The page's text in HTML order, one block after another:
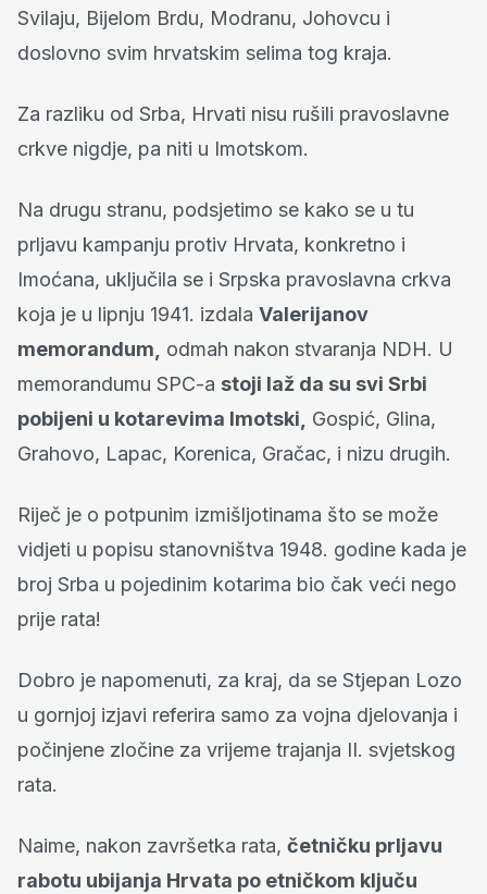
Svilaju, Bijelom Brdu, Modranu, Johovcu i
doslovno svim hrvatskim selima tog kraja.
Za razliku od Srba, Hrvati nisu rušili pravoslavne
crkve nigdje, pa niti u Imotskom.
Na drugu stranu, podsjetimo se kako se u tu
prljavu kampanju protiv Hrvata, konkretno i
Imoćana, uključila se i Srpska pravoslavna crkva
koja je u lipnju 1941. izdala Valerijanov
memorandum, odmah nakon stvaranja NDH. U
memorandumu SPC-a stoji laž da su svi Srbi
pobijeni u kotarevima Imotski, Gospić, Glina,
Grahovo, Lapac, Korenica, Gračac, i nizu drugih.
Riječ je o potpunim izmišljotinama što se može
vidjeti u popisu stanovništva 1948. godine kada je
broj Srba u pojedinim kotarima bio čak veći nego
prije rata!
Dobro je napomenuti, za kraj, da se Stjepan Lozo
u gornjoj izjavi referira samo za vojna djelovanja i
počinjene zločine za vrijeme trajanja II. svjetskog
rata.
Naime, nakon završetka rata, četničku prljavu
rabotu ubijanja Hrvata po etničkom ključu